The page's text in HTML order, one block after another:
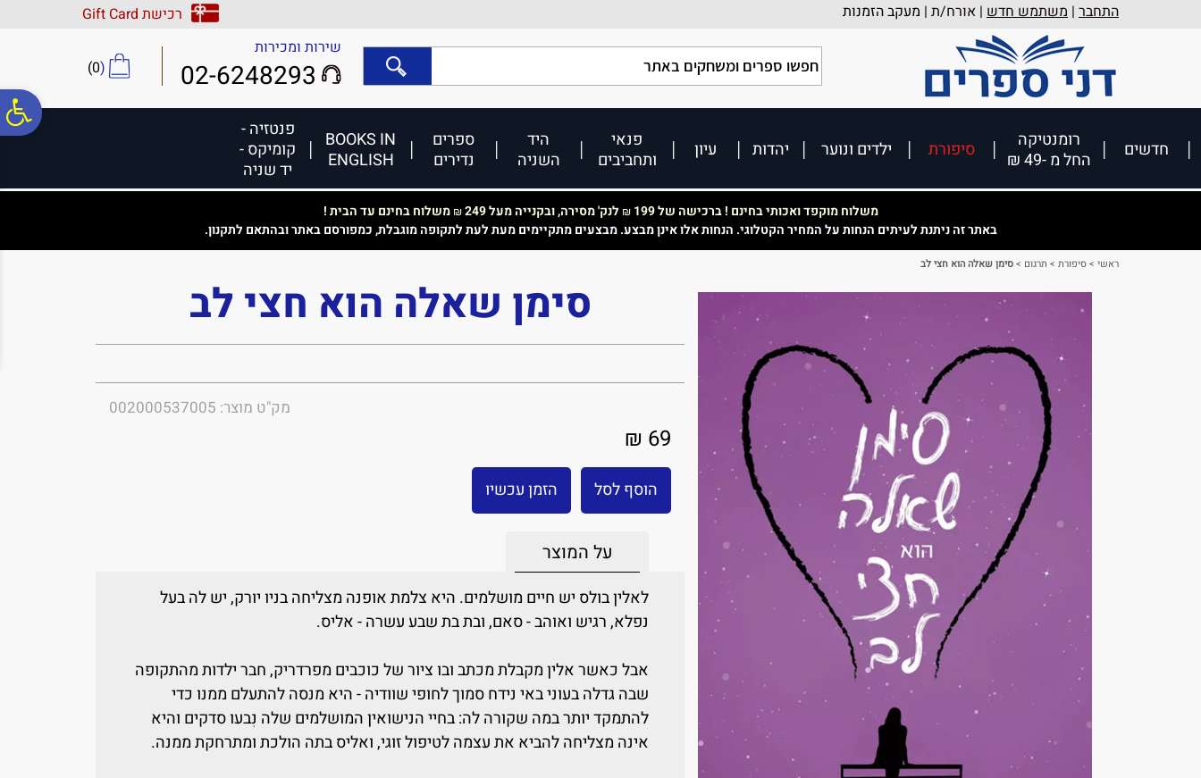
נגישות
אתר
המרכזי
התחבר | משתמש חדש | אורח/ת | מעקב הזמנות
רכישת Gift Card
שירות ומכירות
02-6248293
(
0
)
חדשים
רומנטיקה
החל מ -49 ₪
סיפורת ילדים ונוער יהדות עיון
פנאי
ותחביבים
היד
השניה
ספרים
נדירים
BOOKS IN
ENGLISH
פנטזיה -
קומיקס -
יד שניה
משלוח מוקפד ואכותי בחינם ! ברכישה של 199 ₪ לנק' מסירה, ובקנייה מעל 249 ₪משלוח בחינם עד הבית !
באתר זה ניתנת לעיתים הנחות על המחיר הקטלוגי. הנחות אלו אינן מבצע. מבצעים מתקיימים מעת לעת לתקופה מוגבלת, כמפורסם באתר ובהתאם לתקנון.
ראשי >סיפורת > תרגום >סימן שאלה הוא חצי לב
סימן שאלה הוא חצי לב
מק"ט מוצר: 002000537005
69 ₪
הוסף לסל הזמן עכשיו
על המוצר
לאלין בולס יש חיים מושלמים. היא צלמת אופנה מצליחה בניו יורק, יש לה בעל
נפלא, רגיש ואוהב - סאם, ובת בת שבע עשרה - אליס.
אבל כאשר אלין מקבלת מכתב ובו ציור של כוכבים מפרדריק, חבר ילדות מהתקופה
שבה גדלה בעוני באי נידח סמוך לחופי שוודיה - היא מנסה להתעלם ממנו כדי
להתמקד יותר במה שקורה לה: בחיי הנישואין המושלמים שלה נִבעו סדקים והיא
אינה מצליחה להביא את עצמה לטיפול זוגי, ואליס בתה הולכת ומתרחקת ממנה.